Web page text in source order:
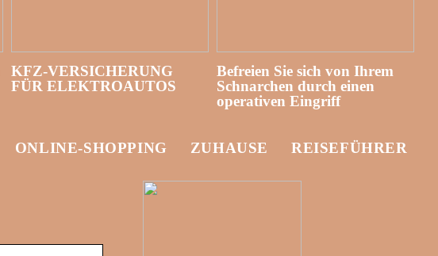
KFZ-VERSICHERUNG
FÜR ELEKTROAUTOS
Befreien Sie sich von Ihrem
Schnarchen durch einen
operativen Eingriff
ONLINE-SHOPPING ZUHAUSE REISEFÜHRER